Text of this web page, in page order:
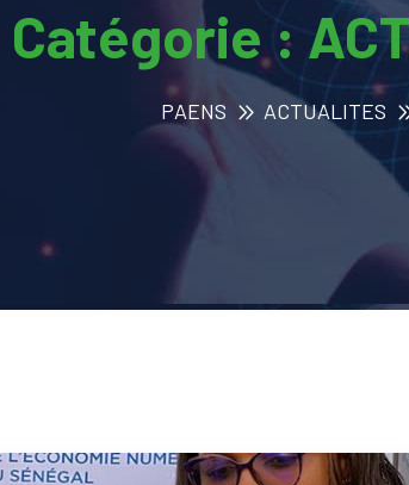
Catégorie :
PAENS ACTUALITES